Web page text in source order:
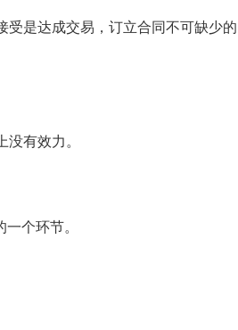
是达成交易，订立合同不可缺少的
有效力。
个环节。